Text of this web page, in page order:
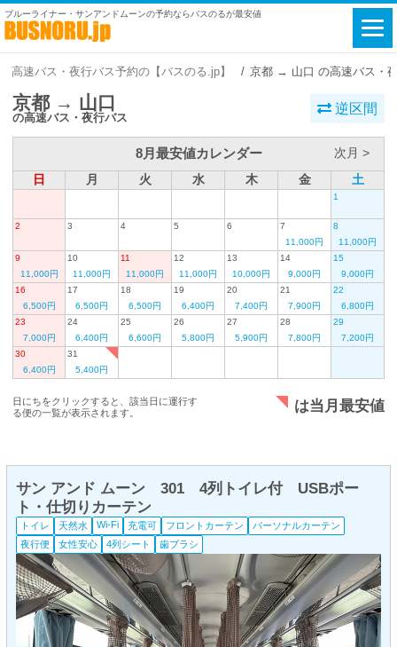
ブルーライナー・サンアンドムーンの予約ならバスのるが最安値
高速バス・夜行バス予約の【バスのる.jp】 京都 → 山口 の高速バス・
京都 → 山口
の高速バス・夜行バス
逆区間
8月最安値カレンダー
次月 >
日
月 火 水 木 金 土
1
2 3 4 5 6
7
11,000円
8
11,000円
9
11,000円
10
11,000円
11
11,000円
12
11,000円
13
10,000円
14
9,000円
15
9,000円
16
6,500円
17
6,500円
18
6,500円
19
6,400円
20
7,400円
21
7,900円
22
6,800円
23
7,000円
24
6,400円
25
6,600円
26
5,800円
27
5,900円
28
7,800円
29
7,200円
30
6,400円
31
5,400円
日にちをクリックすると、該当日に運行す
る便の一覧が表示されます。
は当月最安値
サン アンド ムーン 301 4列トイレ付 USBポー
ト・仕切りカーテン
トイレ 天然水 Wi-Fi 充電可 フロントカーテン
パーソナルカーテン
夜行便
女性安心 4列シート 歯ブラシ